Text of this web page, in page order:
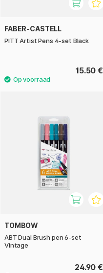
FABER-CASTELL
PITT Artist Pens 4-set Black
15.50 €
TOMBOW
ABT Dual Brush pen 6-set
Vintage
24.90 €